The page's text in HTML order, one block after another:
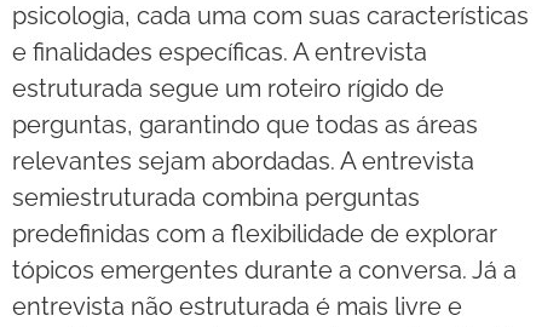
psicologia, cada uma com suas características
e finalidades específicas. A entrevista
estruturada segue um roteiro rígido de
perguntas, garantindo que todas as áreas
relevantes sejam abordadas. A entrevista
semiestruturada combina perguntas
predefinidas com a flexibilidade de explorar
tópicos emergentes durante a conversa. Já a
entrevista não estruturada é mais livre e